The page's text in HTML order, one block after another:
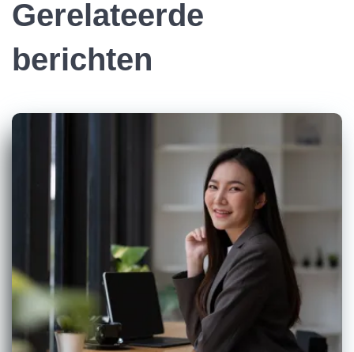
Gerelateerde
berichten